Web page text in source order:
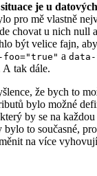
je u
pro mě vlastně
chovat u nich null
být velice fajn,
foo="true" a
A tak dále.
že bych to
bylo možné
by se na
bylo to současné,
na více